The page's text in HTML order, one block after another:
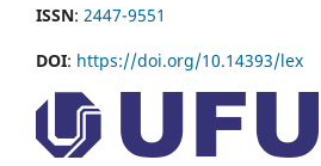
ISSN: 2447-9551
DOI: https://doi.org/10.14393/lex